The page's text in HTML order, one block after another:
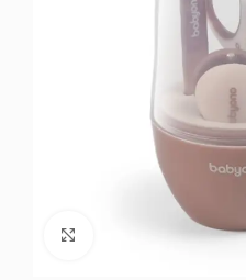
Noklikšķiniet, lai